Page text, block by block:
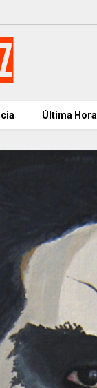
Última Hora